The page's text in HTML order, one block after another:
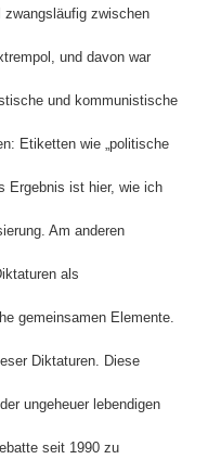
zwangsläufig zwischen
und davon war
und kommunistische
Etiketten wie „politische
Ergebnis ist hier, wie ich
Am anderen
als
gemeinsamen Elemente.
Diktaturen. Diese
ungeheuer lebendigen
seit 1990 zu